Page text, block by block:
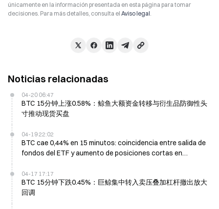
únicamente en la información presentada en esta página para tomar
decisiones. Para más detalles, consulta el Aviso legal.
Noticias relacionadas
04-20 06:47
BTC 15分钟上涨0.58%：鲸鱼大额资金转移与衍生品防御性头
寸推动现货买盘
04-19 22:02
BTC cae 0,44% en 15 minutos: coincidencia entre salida de
fondos del ETF y aumento de posiciones cortas en
04-17 17:17
BTC 15分钟下跌0.45%：巨鲸集中转入卖压叠加杠杆撤出放大
回调